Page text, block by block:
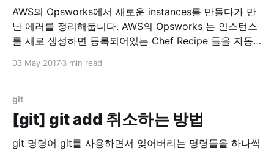
====== NoMethodError ------------- undefined
method `property' for
#&lt;Class:0x007f511b6ee538&gt; Cookbook
AWS의 Opsworks에서 새로운 instances를 만들다가 만
난 에러를 정리해둡니다. AWS의 Opsworks 는 인스턴스
를 새로 생성하면 등록되어있는 Chef Recipe 들을 자동
로 생성하고, 그 Instance에 하나의 App 을 배포하려고
다. 그런데 갑자기 에러가 발생해서 로그를 봤더니 이런
로그가 있었습니다. Mixlib::ShellOut:
03 May 20173 min read
git
[git] git add 취소하는 방법
git 명령어 git를 사용하면서 잊어버리는 명령들을 하나씩